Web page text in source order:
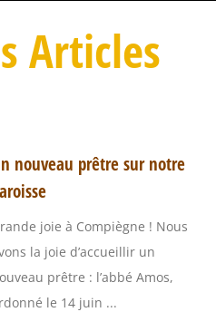
Articles
nouveau prêtre sur notre
joie à Compiègne ! Nous
la joie d’accueillir un
prêtre : l’abbé Amos,
le 14 juin ...